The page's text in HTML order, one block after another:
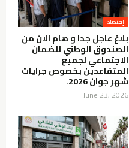
إقتصاد
بلاغ عاجل جدا و هام الان من
الصندوق الوطني للضمان
الاجتماعي لجميع
المتقاعدين بخصوص جرايات
شهر جوان 2026.
June 23, 2026